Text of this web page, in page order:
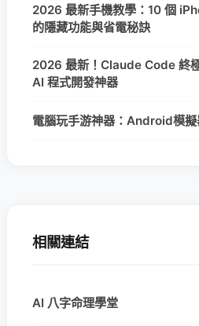
2026 最新手機教學：10 個
的隱藏功能與省電秘訣
2026 最新！Claude Code 終
AI 程式開發神器
電腦玩手游神器：Android模
相關連結
AI 八字命理學堂